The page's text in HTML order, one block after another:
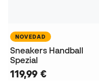
NOVEDAD
Sneakers Handball
Spezial
119,99 €